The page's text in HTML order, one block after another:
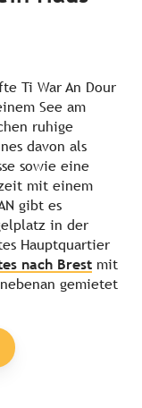
Ti War An Dour
See am
ruhige
davon als
sowie eine
mit einem
gibt es
in der
Hauptquartier
nach Brest mit
gemietet